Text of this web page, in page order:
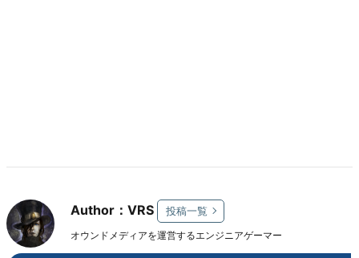
Author：VRS 投稿一覧
オウンドメディアを運営するエンジニアゲーマー